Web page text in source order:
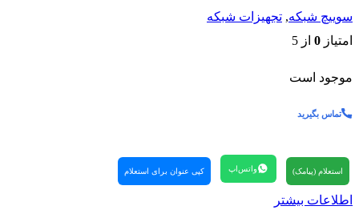
سوییچ شبکه, تجهیزات شبکه
امتیاز 0 از 5
موجود است
تماس بگیرید
استعلام (پیامک) واتس‌اپ کپی عنوان برای استعلام
اطلاعات بیشتر